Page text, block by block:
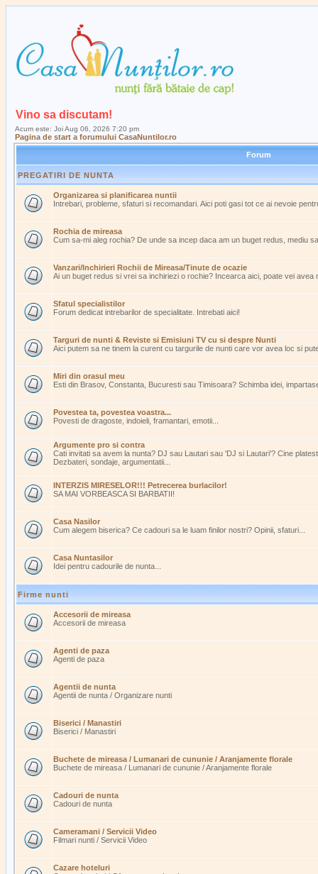
Vino sa discutam!
Acum este: Joi Aug 06, 2026 7:20 pm
Pagina de start a forumului CasaNuntilor.ro
Forum
PREGATIRI DE NUNTA
Organizarea si planificarea nuntii
Intrebari, probleme, sfaturi si recomandari. Aici poti gasi tot ce ai nevoie
Rochia de mireasa
Cum sa-mi aleg rochia? De unde sa incep daca am un buget redus, mediu
Vanzari/Inchirieri Rochii de Mireasa/Tinute de ocazie
Ai un buget redus si vrei sa inchiriezi o rochie? Incearca aici, poate vei avea
Sfatul specialistilor
Forum dedicat intrebarilor de specialitate. Intrebati aici!
Targuri de nunti & Reviste si Emisiuni TV cu si despre Nunti
Aici putem sa ne tinem la curent cu targurile de nunti care vor avea loc si
Miri din orasul meu
Esti din Brasov, Constanta, Bucuresti sau Timisoara? Schimba idei,
Povestea ta, povestea voastra...
Povesti de dragoste, indoieli, framantari, emotii...
Argumente pro si contra
Cati invitati sa avem la nunta? DJ sau Lautari sau 'DJ si Lautari'? Cine
Dezbateri, sondaje, argumentatii...
INTERZIS MIRESELOR!!! Petrecerea burlacilor!
SA MAI VORBEASCA SI BARBATII!
Casa Nasilor
Cum alegem biserica? Ce cadouri sa le luam finilor nostri? Opinii, sfaturi...
Casa Nuntasilor
Idei pentru cadourile de nunta...
Firme nunti
Accesorii de mireasa
Accesorii de mireasa
Agenti de paza
Agenti de paza
Agentii de nunta
Agentii de nunta / Organizare nunti
Biserici / Manastiri
Biserici / Manastiri
Buchete de mireasa / Lumanari de cununie / Aranjamente florale
Buchete de mireasa / Lumanari de cununie / Aranjamente florale
Cadouri de nunta
Cadouri de nunta
Cameramani / Servicii Video
Filmari nunti / Servicii Video
Cazare hoteluri